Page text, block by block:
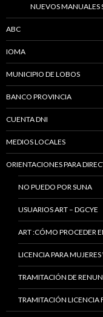
NUEVOS MANUALES
ABC
IOMA
MUNICIPIO DE LOBOS
BANCO PROVINCIA
CUENTA DNI
MEDIOS LOCALES
ORIENTACIONES PARA
NO PUEDO POR SUNA
USUARIOS ART – DGCYE
ART :CÓMO PROCEDER
LICENCIA PARA
TRAMITACIÓN DE
TRAMITACIÓN LICENCIA